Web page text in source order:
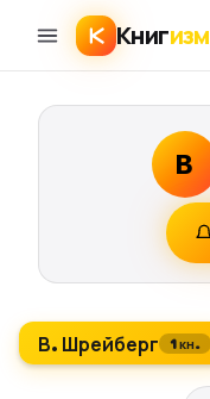
Книгизм
В
В. Шрейберг 1 кн.